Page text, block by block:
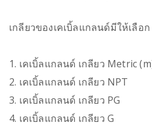
เกลียวของเคเบิ้ลแกลนด์มีให้เลือ
1. เคเบิ้ลแกลนด์ เกลียว Metric
2. เคเบิ้ลแกลนด์ เกลียว NPT
3. เคเบิ้ลแกลนด์ เกลียว PG
4. เคเบิ้ลแกลนด์ เกลียว G